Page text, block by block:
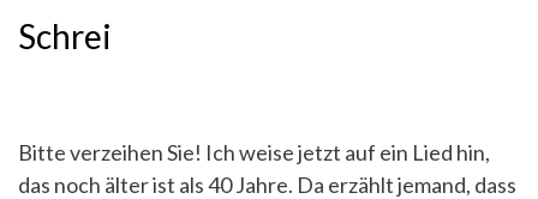
Schrei
Bitte verzeihen Sie! Ich weise jetzt auf ein Lied hin,
das noch älter ist als 40 Jahre. Da erzählt jemand, dass